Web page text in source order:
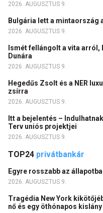
2026. AUGUSZTUS 9.
Bulgária lett a mintaország
2026. AUGUSZTUS 9.
Ismét fellángolt a vita
Dunára
2026. AUGUSZTUS 9.
Hegedűs Zsolt és a NER
zsírra
2026. AUGUSZTUS 9.
Itt a bejelentés –
Terv uniós projektjei
2026. AUGUSZTUS 9.
TOP24 privátbankár
Egyre rosszabb az
2026. AUGUSZTUS 9.
Tragédia New York
nő és egy öthónapos kislány